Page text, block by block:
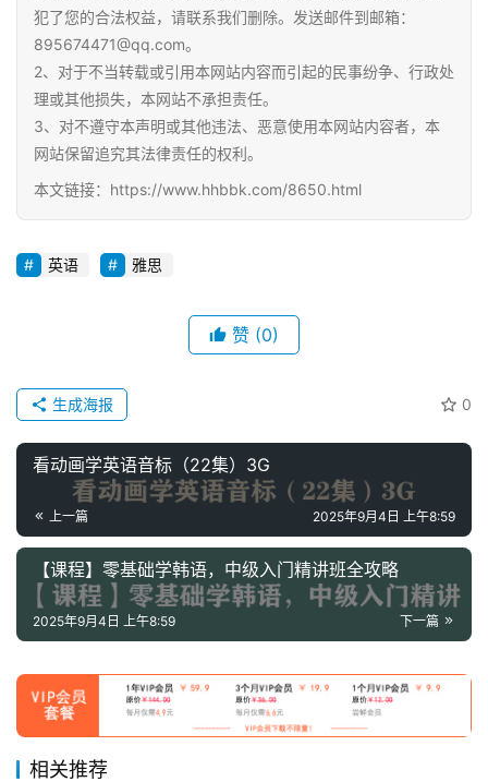
资
料
自
媒
体
资
高
儿
国
启
蒙
童
英
语
启
登录 注册
犯了您的合法权益，请联系我们删除。发送邮件到邮箱：
895674471@qq.com。
2、对于不当转载或引用本网站内容而引起的民事纷争、行政处
理或其他损失，本网站不承担责任。
3、对不遵守本声明或其他违法、恶意使用本网站内容者，本
网站保留追究其法律责任的权利。
本文链接：https://www.hhbbk.com/8650.html
英语 雅思
赞 (0)
0
生成海报
看动画学英语音标（22集）3G
上一篇 2025年9月4日 上午8:59
【课程】零基础学韩语，中级入门精讲班全攻略
下一篇
2025年9月4日 上午8:59
相关推荐